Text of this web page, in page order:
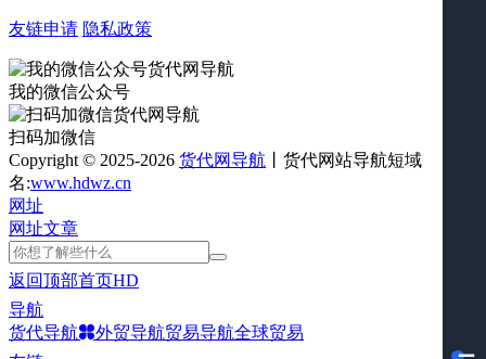
友链申请 隐私政策
我的微信公众号
扫码加微信
Copyright © 2025-2026 货代网导航 丨货代网站导航短域
名:www.hdwz.cn
网址
网址文章
返回顶部首页HD
导航
货代导航
外贸导航贸易导航全球贸易